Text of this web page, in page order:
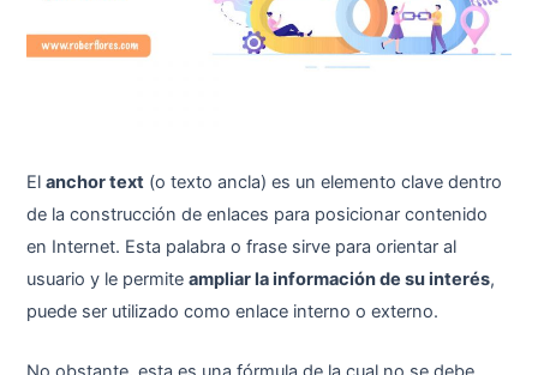
Elanchor text (o texto ancla) es un elemento clave dentro
de la construcción de enlaces para posicionar contenido
en Internet. Esta palabra o frase sirve para orientar al
usuario y le permiteampliar la información de su interés,
puede ser utilizado como enlace interno o externo.